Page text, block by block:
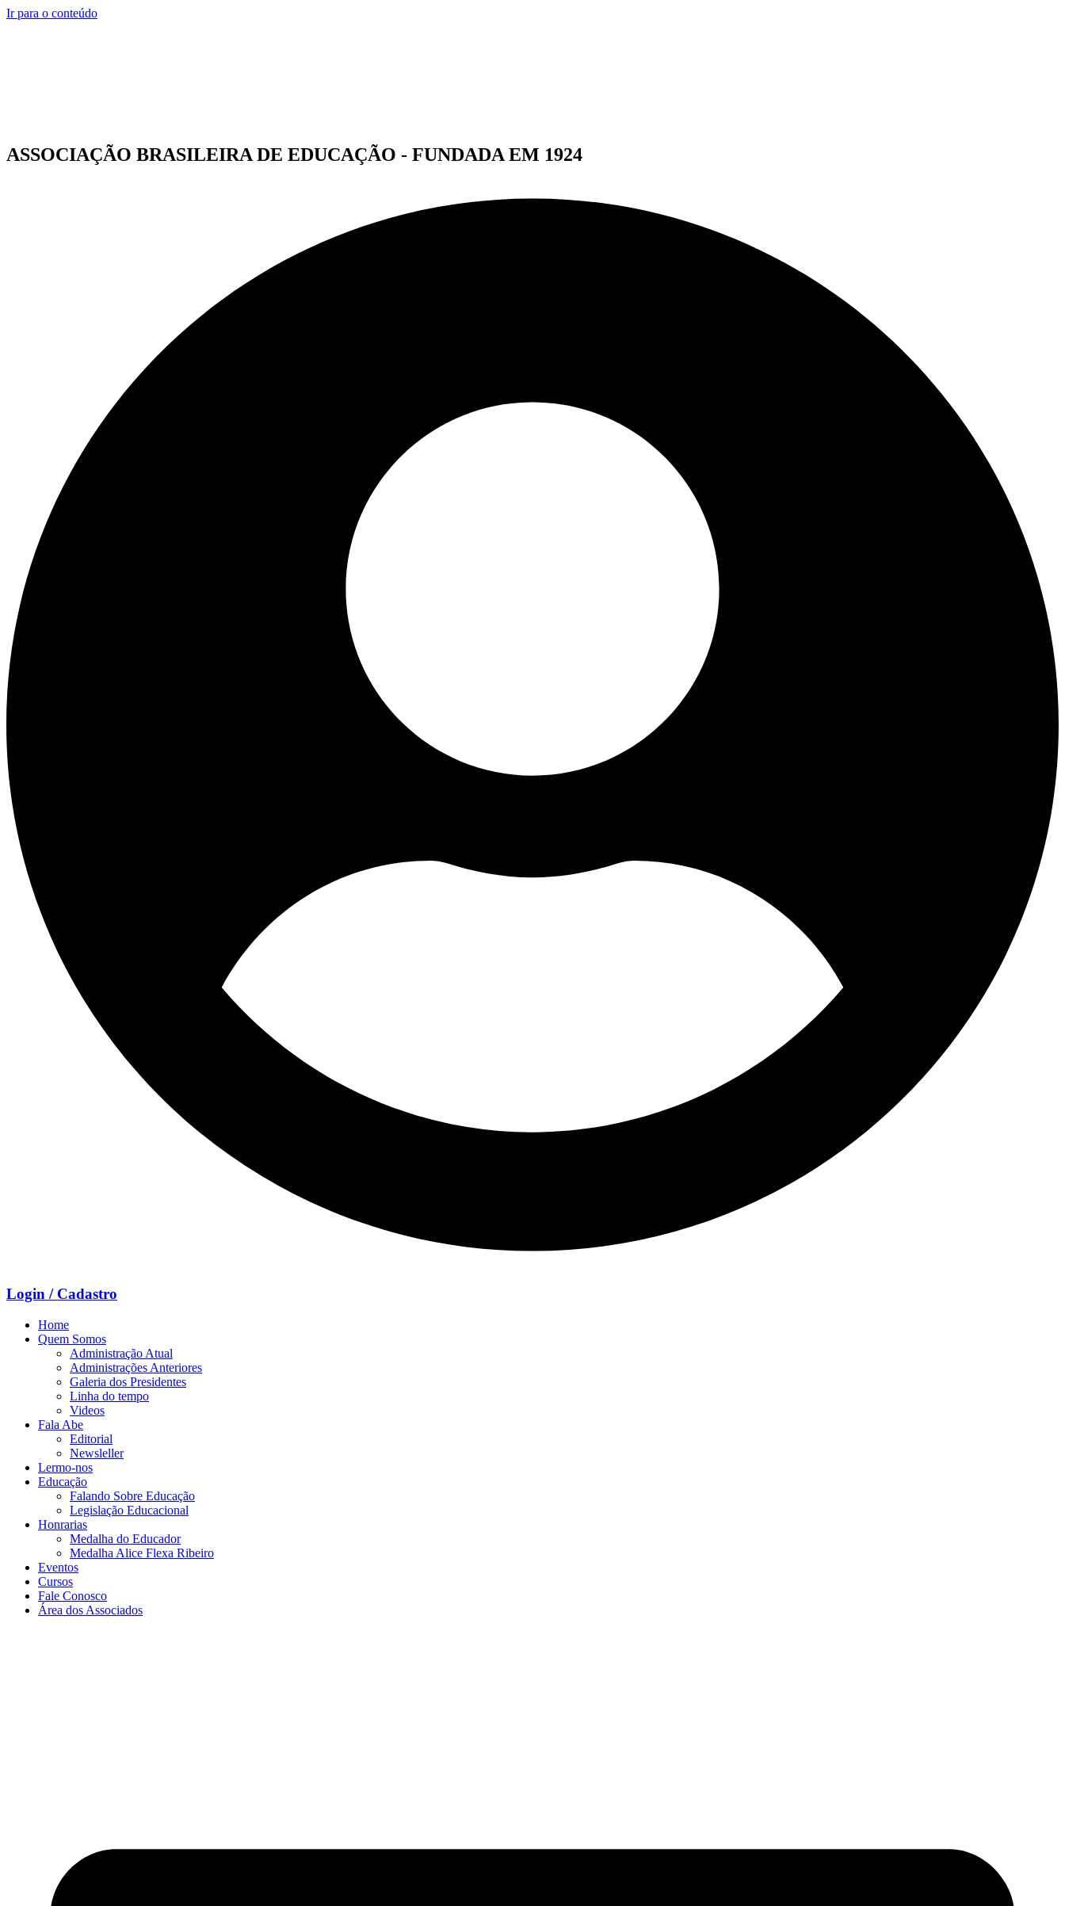
Ir para o conteúdo
ASSOCIAÇÃO BRASILEIRA DE EDUCAÇÃO - FUNDADA EM 1924
Login / Cadastro
Home
Quem Somos
Administração Atual
Administrações Anteriores
Galeria dos Presidentes
Linha do tempo
Videos
Fala Abe
Editorial
Newsleller
Lermo-nos
Educação
Falando Sobre Educação
Legislação Educacional
Honrarias
Medalha do Educador
Medalha Alice Flexa Ribeiro
Eventos
Cursos
Fale Conosco
Área dos Associados